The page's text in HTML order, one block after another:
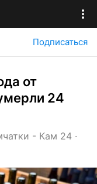
Подписаться
от
24
- Кам 24